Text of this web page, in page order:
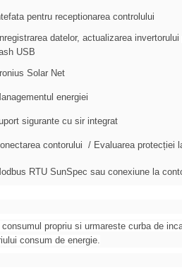
pentru receptionarea controlului
datelor, actualizarea
USB
Solar Net
energiei
sigurante cu sir integrat
contorului / Evaluarea protecției
RTU SunSpec sau conexiune la
propriu si urmareste curba de
consum de energie.